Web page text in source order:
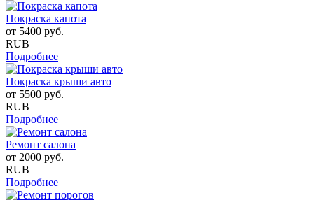
Покраска капота
от 5400 руб.
RUB
Подробнее
Покраска крыши авто
от 5500 руб.
RUB
Подробнее
Ремонт салона
от 2000 руб.
RUB
Подробнее